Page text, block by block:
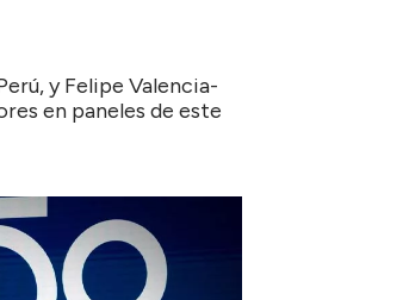
y Felipe Valencia-
en paneles de este